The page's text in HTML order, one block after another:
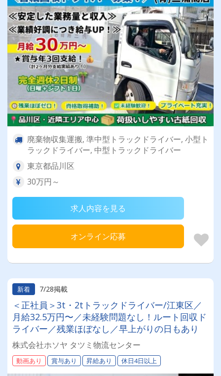
廃棄物収集運搬, 準中型トラックドライバー, 小型ト
ラックドライバー, 中型トラックドライバー
東京都品川区
30万円～
求人内容を見る
オンライン応募
新着 7/28掲載
＜正社員＞3t・2tトラックドライバー/江東区／
月給32.5万円〜／未経験問題なし！ルート回収ド
ライバー／残業ほぼなし／早上がりの日もあり
株式会社ホソヤ タツミ物流センター
動画あり 賞与あり 昇給あり 休日4日以上